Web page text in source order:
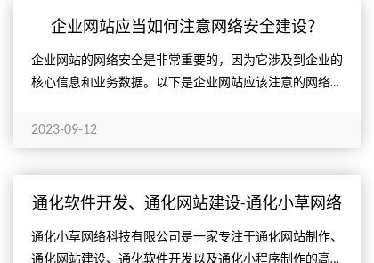
企业网站应当如何注意网络安全建设？
企业网站的网络安全是非常重要的，因为它涉及到企业的
核心信息和业务数据。以下是企业网站应该注意的网络安
2023-09-12
通化软件开发、通化网站建设-通化小草网络
通化小草网络科技有限公司是一家专注于通化网站制作、
通化网站建设、通化软件开发以及通化小程序制作的高科